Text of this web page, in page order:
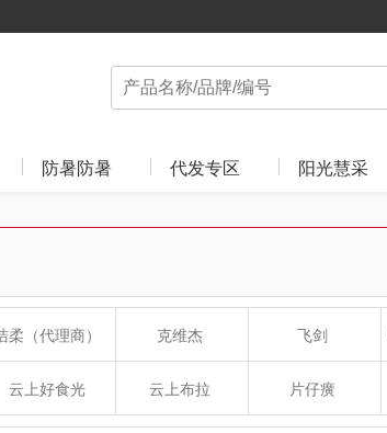
防暑防暑 代发专区 阳光慧采
柔（代理商） 克维杰 飞剑
云上好食光 云上布拉 片仔癀